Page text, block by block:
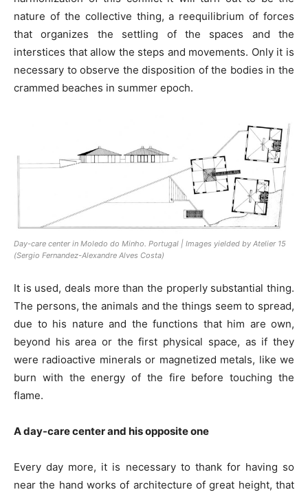
nature of the collective thing, a reequilibrium of forces
that organizes the settling of the spaces and the
interstices that allow the steps and movements. Only it is
necessary to observe the disposition of the bodies in the
crammed beaches in summer epoch.
Day-care center in Moledo do Minho. Portugal | Images yielded by Atelier 15
(Sergio Fernandez-Alexandre Alves Costa)
It is used, deals more than the properly substantial thing.
The persons, the animals and the things seem to spread,
due to his nature and the functions that him are own,
beyond his area or the first physical space, as if they
were radioactive minerals or magnetized metals, like we
burn with the energy of the fire before touching the
flame.
A day-care center and his opposite one
Every day more, it is necessary to thank for having so
near the hand works of architecture of great height, that